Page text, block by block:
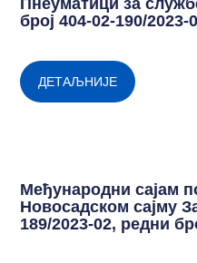
Пнеуматици за
број 404-02-190/
ДЕТАЉНИЈЕ
Међународни сајам
Новосадском сајму
189/2023-02, редни